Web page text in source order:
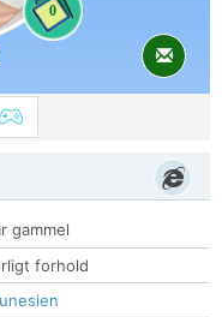
0
gammel
forhold